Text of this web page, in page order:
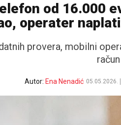
od 16.000
operater
provera, mobilni
račun
Autor: Ena Nenadić 05.05.2026.